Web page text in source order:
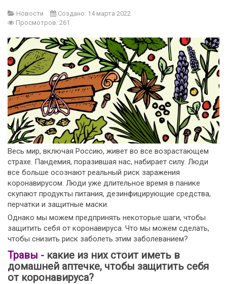
Новости
Создано: 14 марта 2022
Просмотров: 261
Весь мир, включая Россию, живет во все возрастающем
страхе. Пандемия, поразившая нас, набирает силу. Люди
все больше осознают реальный риск заражения
коронавирусом. Люди уже длительное время в панике
скупают продукты питания, дезинфицирующие средства,
перчатки и защитные маски.
Однако мы можем предпринять некоторые шаги, чтобы
защитить себя от коронавируса. Что мы можем сделать,
чтобы снизить риск заболеть этим заболеванием?
Травы - какие из них стоит иметь в
домашней аптечке, чтобы защитить себя
от коронавируса?